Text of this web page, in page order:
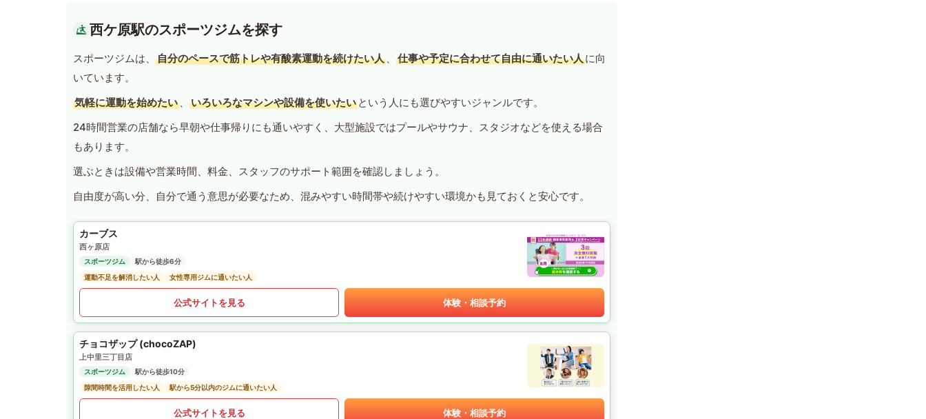
西ケ原駅のスポーツジムを探す
スポーツジムは、 自分のペースで筋トレや有酸素運動を続けたい人 、 仕事や予定に合わせて自由に通いたい人に向
いています。
気軽に運動を始めたい 、 いろいろなマシンや設備を使いたい という人にも選びやすいジャンルです。
24時間営業の店舗なら早朝や仕事帰りにも通いやすく、大型施設ではプールやサウナ、スタジオなどを使える場合
もあります。
選ぶときは設備や営業時間、料金、スタッフのサポート範囲を確認しましょう。
自由度が高い分、自分で通う意思が必要なため、混みやすい時間帯や続けやすい環境かも見ておくと安心です。
カーブス
西ヶ原店
スポーツジム
駅から徒歩6分
運動不足を解消したい人
女性専用ジムに通いたい人
公式サイトを見る 体験・相談予約
チョコザップ (chocoZAP)
上中里三丁目店
スポーツジム
駅から徒歩10分
隙間時間を活用したい人
駅から5分以内のジムに通いたい人
公式サイトを見る 体験・相談予約